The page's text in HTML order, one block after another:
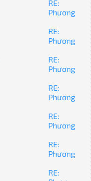
RE:
Phương
RE:
Phương
RE:
Phương
RE:
Phương
RE:
Phương
RE:
Phương
RE: